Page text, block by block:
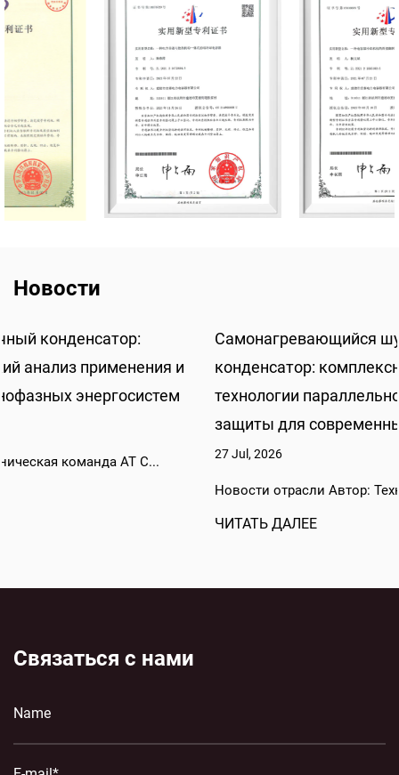
Новости
Самонагревающийся шунтирующий
конденсатор: комплексный технический анализ
технологии параллельной низковольтной
защиты для современных энергосистем
Новости отрасли Автор: Техническая команда AT C...
Связаться с нами